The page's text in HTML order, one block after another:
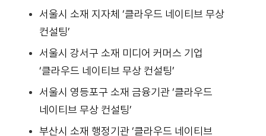
서울시 소재 지자체 ‘클라우드 네이티브 무상
컨설팅’
서울시 강서구 소재 미디어 커머스 기업
‘클라우드 네이티브 무상 컨설팅’
서울시 영등포구 소재 금융기관 ‘클라우드
네이티브 무상 컨설팅’
부산시 소재 행정기관 ‘클라우드 네이티브